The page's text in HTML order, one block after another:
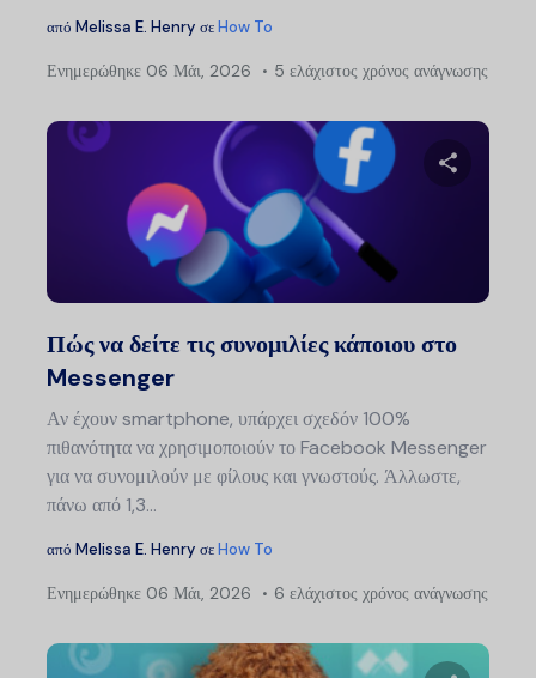
από Melissa E. Henry σεHow To
Ενημερώθηκε 06 Μάι, 2026 5 ελάχιστος χρόνος ανάγνωσης
Πώς να δείτε τις συνομιλίες κάποιου στο
Messenger
Αν έχουν smartphone, υπάρχει σχεδόν 100%
πιθανότητα να χρησιμοποιούν το Facebook Messenger
για να συνομιλούν με φίλους και γνωστούς. Άλλωστε,
πάνω από 1,3...
από Melissa E. Henry σεHow To
Ενημερώθηκε 06 Μάι, 2026 6 ελάχιστος χρόνος ανάγνωσης